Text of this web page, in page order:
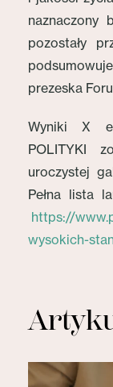
naznaczony
pozostały
prezeska
Wyniki X
POLITYKI
uroczystej
Pełna lista
https://
wysokich-